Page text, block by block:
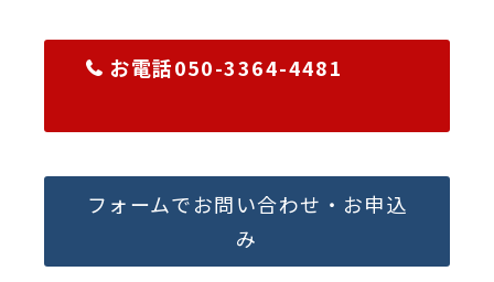
お電話050-3364-4481
フォームでお問い合わせ・お申込
み